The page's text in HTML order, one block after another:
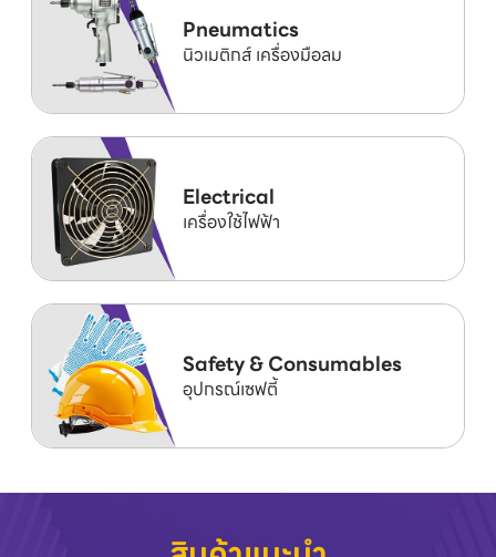
Pneumatics
นิวเมติกส์ เครื่องมือลม
Electrical
เครื่องใช้ไฟฟ้า
Safety & Consumables
อุปกรณ์เซฟตี้